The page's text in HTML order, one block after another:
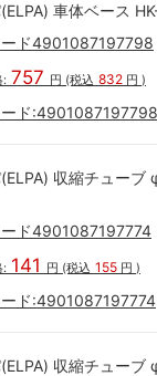
車体ベース
ド4901087197798
: 757 円 (税込 832 円 )
ド:4901087197798
収縮チューブ
ド4901087197774
: 141 円 (税込 155 円 )
ド:4901087197774
収縮チューブ